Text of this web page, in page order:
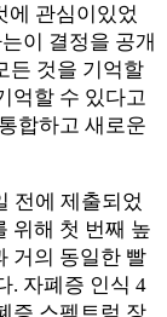
에 관심이있었
이 결정을 공개
든 것을 기억할
억할 수 있다고
합하고 새로운
전에 제출되었
위해 첫 번째 높
거의 동일한 빨
. 자폐증 인식 4